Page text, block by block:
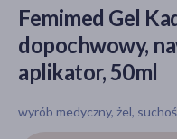
Femimed Gel
dopochwowy,
aplikator, 50ml
wyrób medyczny, żel,